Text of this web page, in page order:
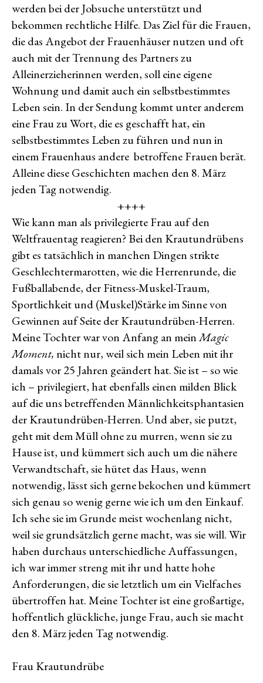
werden bei der Jobsuche unterstützt und
bekommen rechtliche Hilfe. Das Ziel für die Frauen,
die das Angebot der Frauenhäuser nutzen und oft
auch mit der Trennung des Partners zu
Alleinerzieherinnen werden, soll eine eigene
Wohnung und damit auch ein selbstbestimmtes
Leben sein. In der Sendung kommt unter anderem
eine Frau zu Wort, die es geschafft hat, ein
selbstbestimmtes Leben zu führen und nun in
einem Frauenhaus andere betroffene Frauen berät.
Alleine diese Geschichten machen den 8. März
jeden Tag notwendig.
++++
Wie kann man als privilegierte Frau auf den
Weltfrauentag reagieren? Bei den Krautundrübens
gibt es tatsächlich in manchen Dingen strikte
Geschlechtermarotten, wie die Herrenrunde, die
Fußballabende, der Fitness-Muskel-Traum,
Sportlichkeit und (Muskel)Stärke im Sinne von
Gewinnen auf Seite der Krautundrüben-Herren.
Meine Tochter war von Anfang an meinMagic
Moment,nicht nur, weil sich mein Leben mit ihr
damals vor 25 Jahren geändert hat. Sie ist – so wie
ich – privilegiert, hat ebenfalls einen milden Blick
auf die uns betreffenden Männlichkeitsphantasien
der Krautundrüben-Herren. Und aber, sie putzt,
geht mit dem Müll ohne zu murren, wenn sie zu
Hause ist, und kümmert sich auch um die nähere
Verwandtschaft, sie hütet das Haus, wenn
notwendig, lässt sich gerne bekochen und kümmert
sich genau so wenig gerne wie ich um den Einkauf.
Ich sehe sie im Grunde meist wochenlang nicht,
weil sie grundsätzlich gerne macht, was sie will. Wir
haben durchaus unterschiedliche Auffassungen,
ich war immer streng mit ihr und hatte hohe
Anforderungen, die sie letztlich um ein Vielfaches
übertroffen hat. Meine Tochter ist eine großartige,
hoffentlich glückliche, junge Frau, auch sie macht
den 8. März jeden Tag notwendig.
Frau Krautundrübe